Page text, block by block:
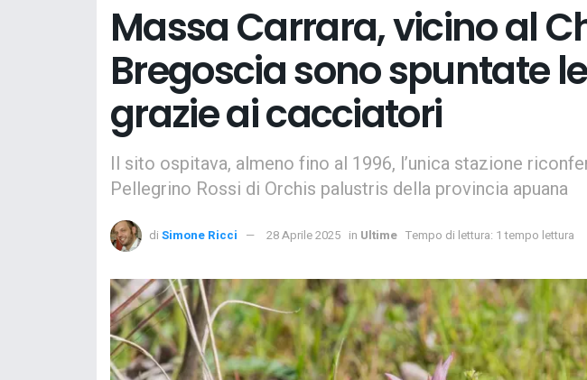
Massa Carrara, vicino al
Bregoscia sono spuntate
grazie ai cacciatori
Il sito ospitava, almeno fino al 1996, l’unica stazione
Pellegrino Rossi di Orchis palustris della provincia apuana
di Simone Ricci 28 Aprile 2025 in Ultime Tempo di lettura: 1 tempo lettura